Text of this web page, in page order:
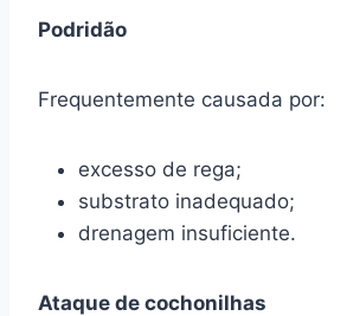
Podridão
Frequentemente causada por:
excesso de rega;
substrato inadequado;
drenagem insuficiente.
Ataque de cochonilhas